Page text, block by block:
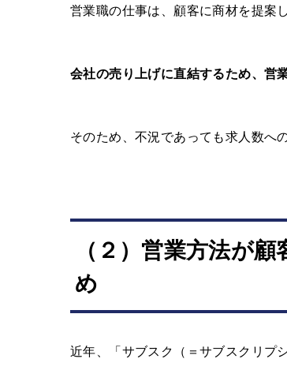
営業職の仕事は、顧客に商材を提案
会社の売り上げに直結するため、営
そのため、不況であっても求人数へ
（２）営業方法が
め
近年、「サブスク（＝サブスクリプ